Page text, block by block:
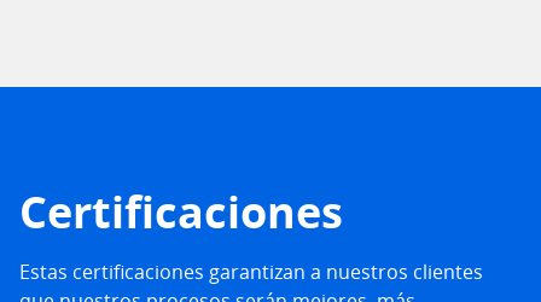
Certificaciones
Estas certificaciones garantizan a nuestros clientes